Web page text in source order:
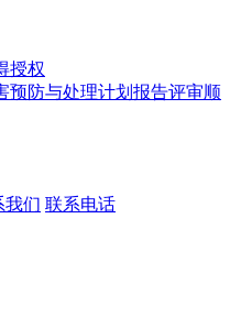
授权
预防与处理计划报告评审顺
我们 联系电话